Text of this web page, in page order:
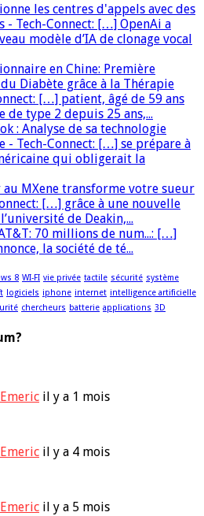
les centres d'appels avec des
- Tech-Connect: […] OpenAi a
modèle d’IA de clonage vocal
en Chine: Première
Diabète grâce à la Thérapie
[…] patient, âgé de 59 ans
type 2 depuis 25 ans,...
: Analyse de sa technologie
- Tech-Connect: […] se prépare à
qui obligerait la
au MXene transforme votre sueur
[…] grâce à une nouvelle
de Deakin,...
70 millions de num...: […]
la société de té...
8 WI-FI vie privée tactile sécurité système
logiciels iphone internet intelligence artificielle
chercheurs batterie applications 3D
il y a 1 mois
il y a 4 mois
il y a 5 mois